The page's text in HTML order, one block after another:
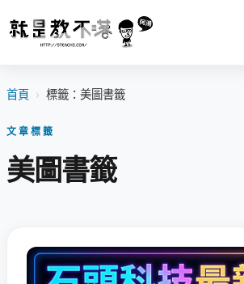
首頁 › 標籤：美圖書籤
文章標籤
美圖書籤